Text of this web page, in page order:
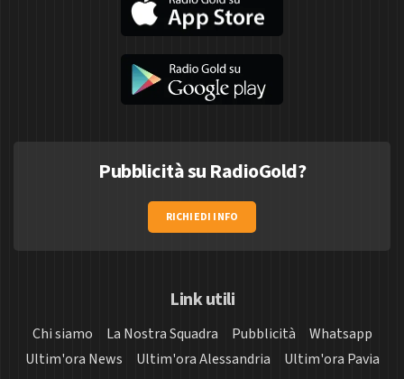
Pubblicità su RadioGold?
RICHIEDI INFO
Link utili
Chi siamo La Nostra Squadra Pubblicità
Whatsapp
Ultim'ora News
Ultim'ora Alessandria
Ultim'ora Pavia